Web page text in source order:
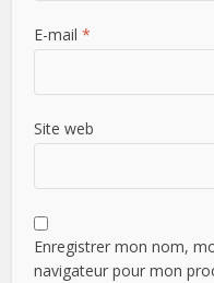
E-mail*
Site web
Enregistrer mon nom,
navigateur pour mon